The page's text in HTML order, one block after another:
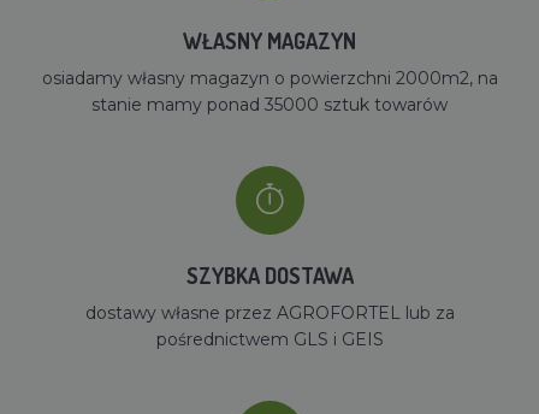
WŁASNY MAGAZYN
osiadamy własny magazyn o powierzchni 2000m2, na
stanie mamy ponad 35000 sztuk towarów
SZYBKA DOSTAWA
dostawy własne przez AGROFORTEL lub za
pośrednictwem GLS i GEIS